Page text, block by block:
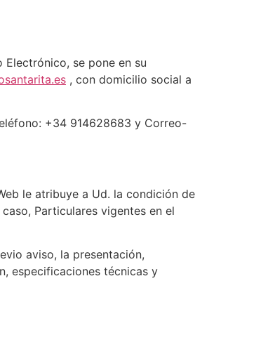
se pone en su
, con domicilio social a
+34 914628683 y Correo-
le atribuye a Ud. la condición de
Particulares vigentes en el
aviso, la presentación,
especificaciones técnicas y